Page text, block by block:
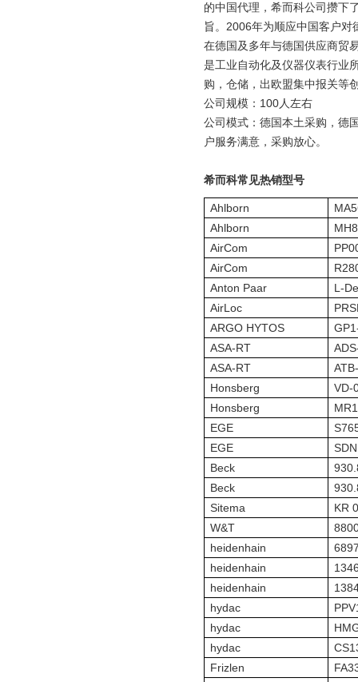
的中国代理，希而科公司攒下
旨。2006年为顺应中国客户
在德国及多年与德国供应商贸
是工业自动化及仪器仪表行业
购，仓储，出欧盟集中报关等
公司规模：100人左右
公司模式：德国本土采购，德
户服务满意，采购放心。
希而科常见热销型号
Ahlborn
Ahlborn
AirCom
AirCom
Anton Paar
L-
AirLoc
ARGO HYTOS
ASA-RT
ASA-RT
Honsberg
VD-
Honsberg
EGE
EGE
Beck
Beck
Sitema
KR
W&T
heidenhain
heidenhain
heidenhain
hydac
hydac
hydac
Frizlen